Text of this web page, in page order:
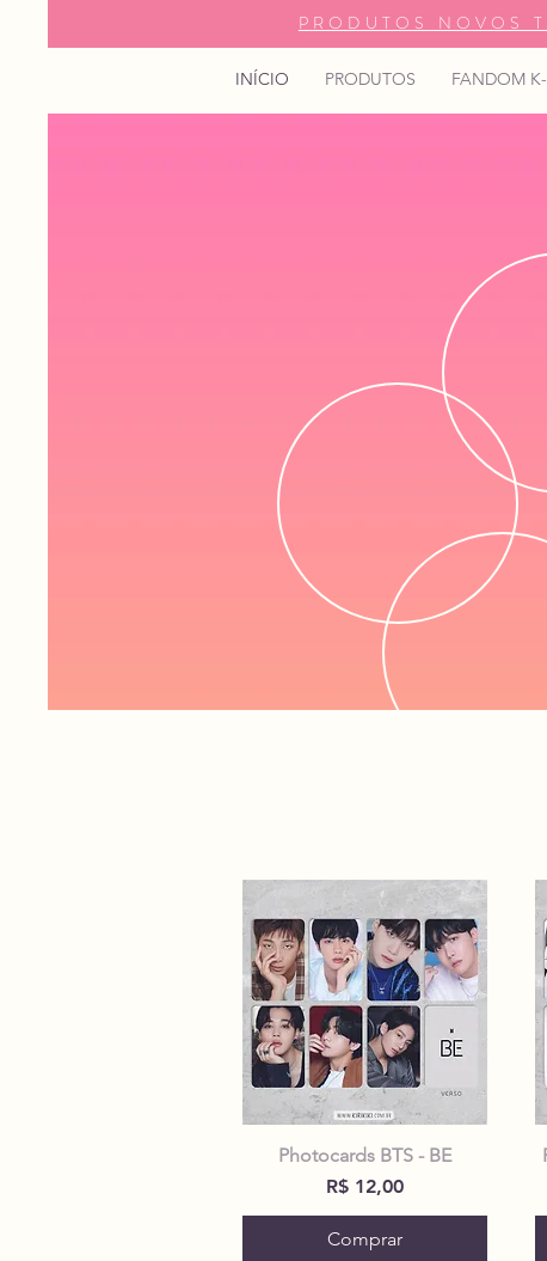
PRODUTOS NOVOS
INÍCIO PRODUTOS FANDOM
Photocards BTS - BE
Preço
R$ 12,00
Comprar